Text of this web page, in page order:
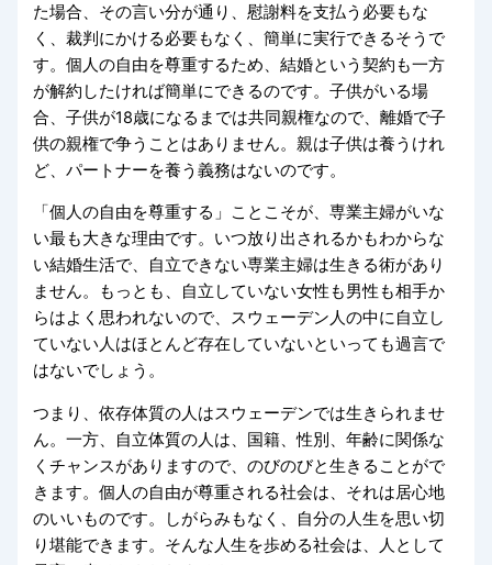
た場合、その言い分が通り、慰謝料を支払う必要もな
く、裁判にかける必要もなく、簡単に実行できるそうで
す。個人の自由を尊重するため、結婚という契約も一方
が解約したければ簡単にできるのです。子供がいる場
合、子供が18歳になるまでは共同親権なので、離婚で子
供の親権で争うことはありません。親は子供は養うけれ
ど、パートナーを養う義務はないのです。
「個人の自由を尊重する」ことこそが、専業主婦がいな
い最も大きな理由です。いつ放り出されるかもわからな
い結婚生活で、自立できない専業主婦は生きる術があり
ません。もっとも、自立していない女性も男性も相手か
らはよく思われないので、スウェーデン人の中に自立し
ていない人はほとんど存在していないといっても過言で
はないでしょう。
つまり、依存体質の人はスウェーデンでは生きられませ
ん。一方、自立体質の人は、国籍、性別、年齢に関係な
くチャンスがありますので、のびのびと生きることがで
きます。個人の自由が尊重される社会は、それは居心地
のいいものです。しがらみもなく、自分の人生を思い切
り堪能できます。そんな人生を歩める社会は、人として